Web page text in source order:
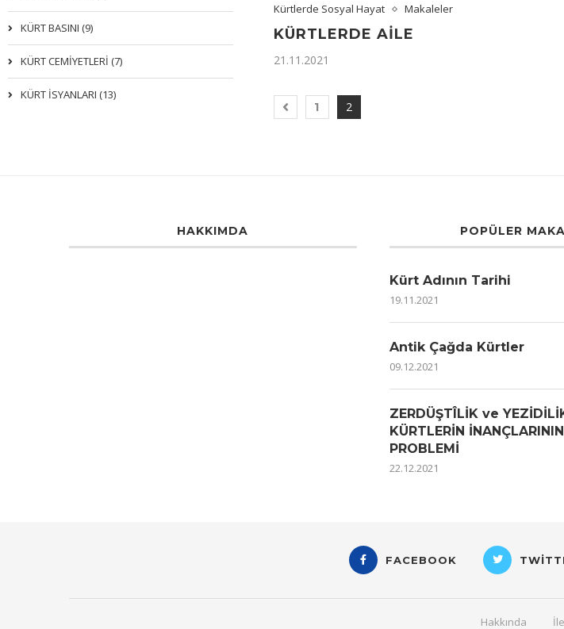
Kürtlerde Sosyal Hayat Makaleler
KÜRTLERDE AILE
21.11.2021
1 2
KÜRT BASINI (9)
KÜRT CEMİYETLERİ (7)
KÜRT İSYANLARI (13)
HAKKIMDA POPÜLER
Kürt Adının Tarihi
19.11.2021
Antik Çağda Kürtler
09.12.2021
ZERDÜŞTÎLİK ve
KÜRTLERİN
PROBLEMİ
22.12.2021
FACEBOOK
Hakkında